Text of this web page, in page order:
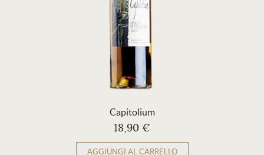
Capitolium
18,90 €
AGGIUNGI AL CARRELLO